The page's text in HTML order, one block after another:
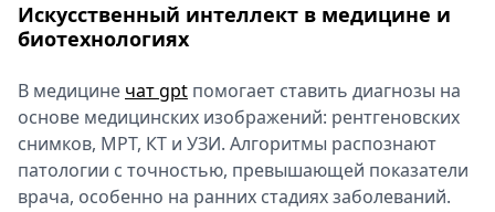
Искусственный интеллект в медицине и
биотехнологиях
В медицине чат gpt помогает ставить диагнозы на
основе медицинских изображений: рентгеновских
снимков, МРТ, КТ и УЗИ. Алгоритмы распознают
патологии с точностью, превышающей показатели
врача, особенно на ранних стадиях заболеваний.